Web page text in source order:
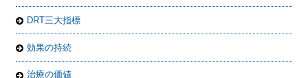
DRT三大指標
効果の持続
治療の価値